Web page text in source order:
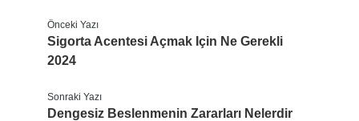
Önceki Yazı
Sigorta Acentesi Açmak Için Ne Gerekli
2024
Sonraki Yazı
Dengesiz Beslenmenin Zararları Nelerdir